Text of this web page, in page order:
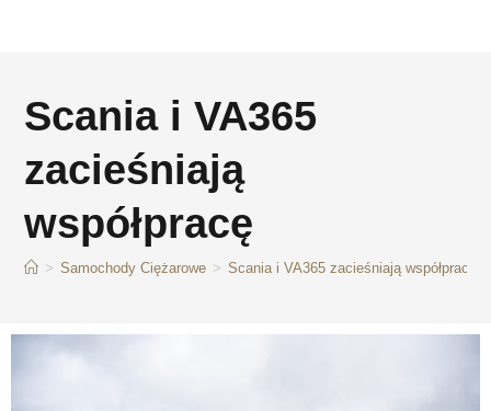
Scania i VA365
zacieśniają
współpracę
> Samochody Ciężarowe > Scania i VA365 zacieśniają współpracę